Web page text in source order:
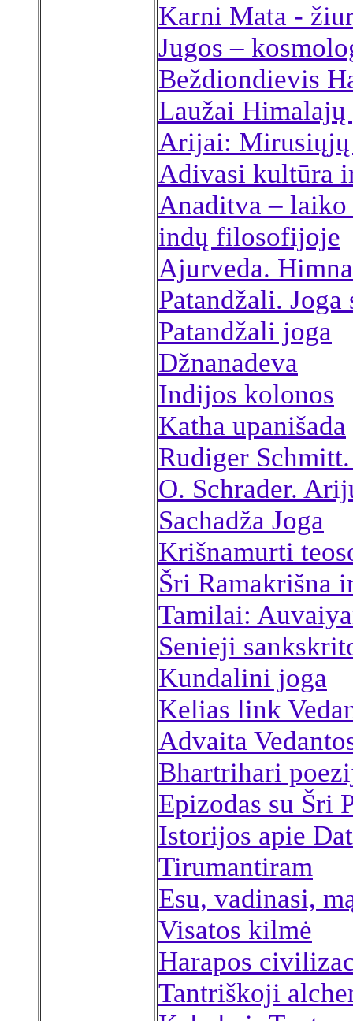
Karni Mata -
Jugos –
Beždiondievis
Laužai Himalajų
Arijai: Mirusiųjų
Adivasi kultūra
Anaditva – laiko
indų filosofijoje
Ajurveda.
Patandžali. Joga
Patandžali joga
Džnanadeva
Indijos kolonos
Katha upanišada
Rudiger
O. Schrader.
Sachadža Joga
Krišnamurti
Šri Ramakrišna
Tamilai:
Senieji
Kundalini joga
Kelias link
Advaita
Bhartrihari
Epizodas su Šri
Istorijos apie
Tirumantiram
Esu, vadinasi,
Visatos kilmė
Harapos
Tantriškoji